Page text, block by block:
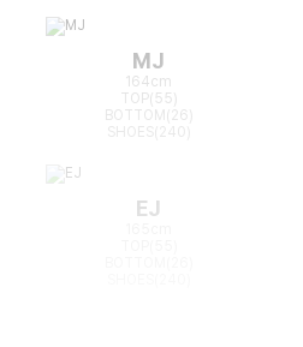
MJ
164cm
TOP(55)
BOTTOM(26)
EJ